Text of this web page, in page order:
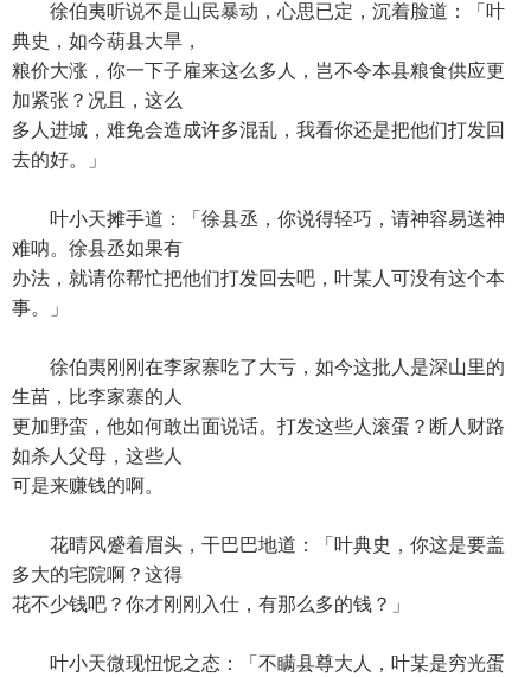
徐伯夷听说不是山民暴动，心思已定，沉着脸道：「叶
典史，如今葫县大旱，
粮价大涨，你一下子雇来这么多人，岂不令本县粮食供应更
加紧张？况且，这么
多人进城，难免会造成许多混乱，我看你还是把他们打发回
去的好。」
叶小天摊手道：「徐县丞，你说得轻巧，请神容易送神
难呐。徐县丞如果有
办法，就请你帮忙把他们打发回去吧，叶某人可没有这个本
事。」
徐伯夷刚刚在李家寨吃了大亏，如今这批人是深山里的
生苗，比李家寨的人
更加野蛮，他如何敢出面说话。打发这些人滚蛋？断人财路
如杀人父母，这些人
可是来赚钱的啊。
花晴风蹙着眉头，干巴巴地道：「叶典史，你这是要盖
多大的宅院啊？这得
花不少钱吧？你才刚刚入仕，有那么多的钱？」
叶小天微现忸怩之态：「不瞒县尊大人，叶某是穷光蛋